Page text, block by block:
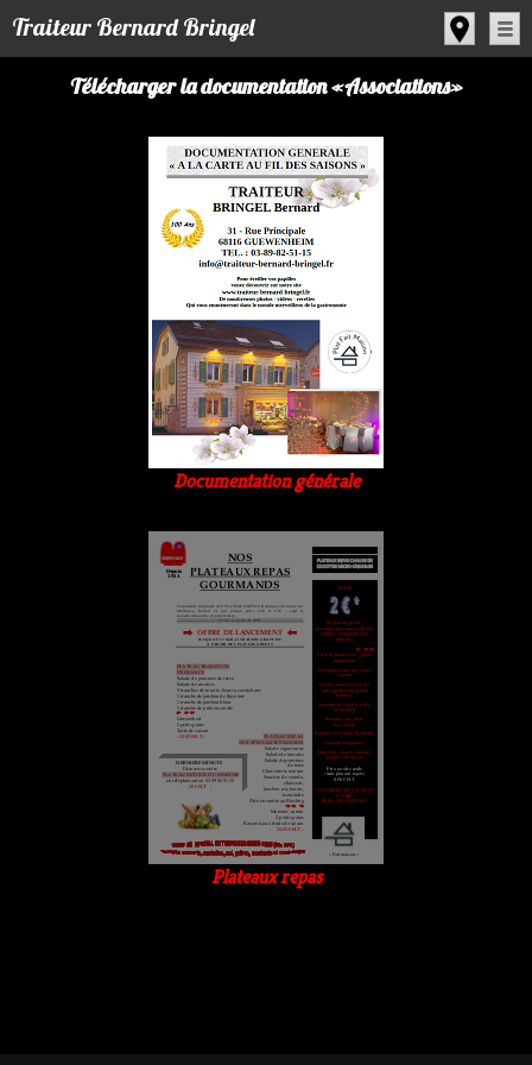
Traiteur Bernard Bringel
Télécharger la documentation «Associations»
Documentation générale
Plateaux repas
Panneau de gestion des cookies